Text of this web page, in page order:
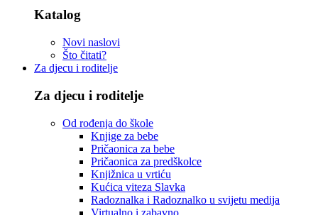
Katalog
Novi naslovi
Što čitati?
Za djecu i roditelje
Za djecu i roditelje
Od rođenja do škole
Knjige za bebe
Pričaonica za bebe
Pričaonica za predškolce
Knjižnica u vrtiću
Kućica viteza Slavka
Radoznalka i Radoznalko u svijetu medija
Virtualno i zabavno